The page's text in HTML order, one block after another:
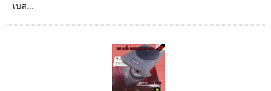
เบส...